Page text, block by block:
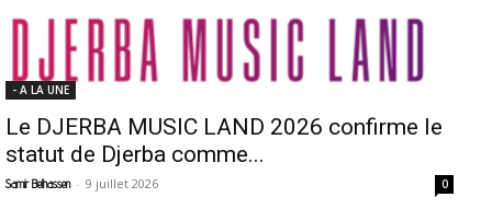
- A LA UNE
Le DJERBA MUSIC LAND 2026 confirme le
statut de Djerba comme...
Samir Belhassen - 9 juillet 2026 0